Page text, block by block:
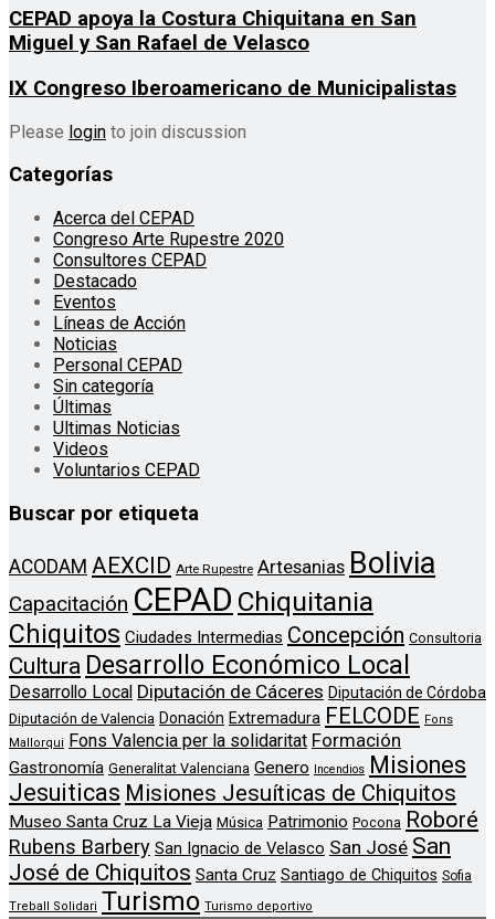
CEPAD apoya la Costura Chiquitana en San
Miguel y San Rafael de Velasco
IX Congreso Iberoamericano de Municipalistas
Please login to join discussion
Categorías
Acerca del CEPAD
Congreso Arte Rupestre 2020
Consultores CEPAD
Destacado
Eventos
Líneas de Acción
Noticias
Personal CEPAD
Sin categoría
Últimas
Ultimas Noticias
Videos
Voluntarios CEPAD
Buscar por etiqueta
ACODAM AEXCID Arte Rupestre Artesanias Bolivia
Capacitación CEPAD Chiquitania
Chiquitos Ciudades Intermedias Concepción Consultoria
Cultura Desarrollo Económico Local
Desarrollo Local Diputación de Cáceres Diputación de Córdoba
Diputación de Valencia Donación Extremadura FELCODE Fons
Mallorqui
Fons Valencia per la solidaritat Formación
Gastronomía Generalitat Valenciana Genero Incendios
Misiones
Jesuiticas Misiones Jesuíticas de Chiquitos
Museo Santa Cruz La Vieja Música Patrimonio Pocona Roboré
Rubens Barbery San Ignacio de Velasco San José San
José de Chiquitos Santa Cruz Santiago de Chiquitos Sofia
Treball Solidari Turismo Turismo deportivo